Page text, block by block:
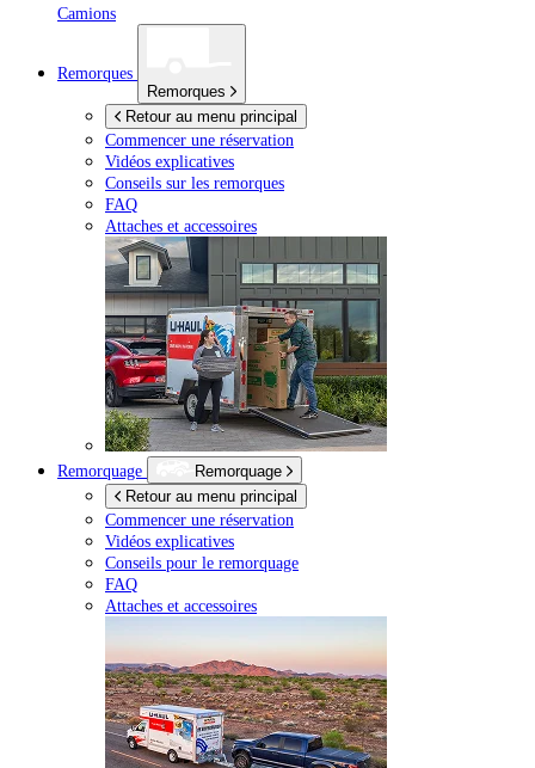
Camions
Remorques
Remorques
Retour au menu principal
Commencer une réservation
Vidéos explicatives
Conseils sur les remorques
FAQ
Attaches et accessoires
Remorquage
Remorquage
Retour au menu principal
Commencer une réservation
Vidéos explicatives
Conseils pour le remorquage
FAQ
Attaches et accessoires